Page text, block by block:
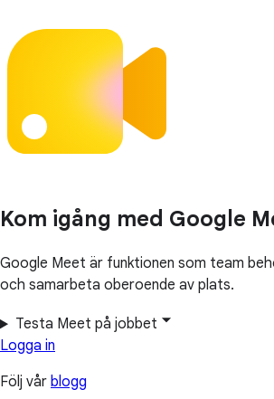
Kom igång med Google
Google Meet är funktionen som team
och samarbeta oberoende av plats.
Testa Meet på jobbet
Logga in
Följ vår blogg